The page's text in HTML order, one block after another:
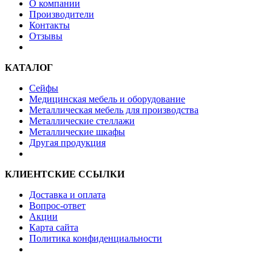
О компании
Производители
Контакты
Отзывы
КАТАЛОГ
Сейфы
Медицинская мебель и оборудование
Металлическая мебель для производства
Металлические стеллажи
Металлические шкафы
Другая продукция
КЛИЕНТСКИЕ ССЫЛКИ
Доставка и оплата
Вопрос-ответ
Акции
Карта сайта
Политика конфиденциальности